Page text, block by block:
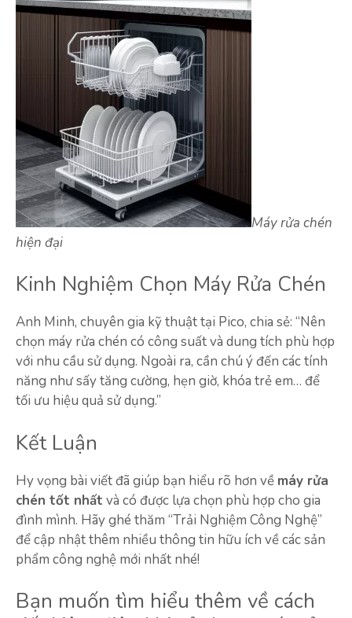
Máy rửa chén
hiện đại
Kinh Nghiệm Chọn Máy Rửa Chén
Anh Minh, chuyên gia kỹ thuật tại Pico, chia sẻ: “Nên
chọn máy rửa chén có công suất và dung tích phù hợp
với nhu cầu sử dụng. Ngoài ra, cần chú ý đến các tính
năng như sấy tăng cường, hẹn giờ, khóa trẻ em… để
tối ưu hiệu quả sử dụng.”
Kết Luận
Hy vọng bài viết đã giúp bạn hiểu rõ hơn về máy rửa
chén tốt nhất và có được lựa chọn phù hợp cho gia
đình mình. Hãy ghé thăm “Trải Nghiệm Công Nghệ”
để cập nhật thêm nhiều thông tin hữu ích về các sản
phẩm công nghệ mới nhất nhé!
Bạn muốn tìm hiểu thêm về cách